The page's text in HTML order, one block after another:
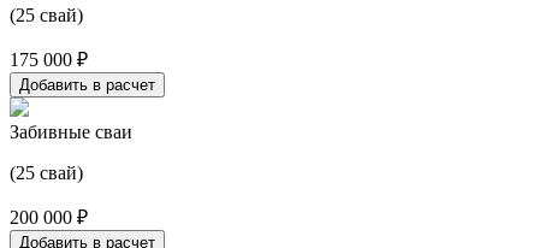
(25 свай)
175 000 ₽
Добавить в расчет
Забивные сваи
(25 свай)
200 000 ₽
Добавить в расчет